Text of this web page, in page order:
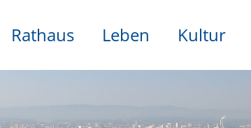
Rathaus Leben Kultur